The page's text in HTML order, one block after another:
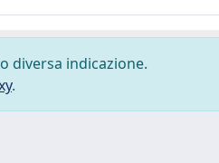
diversa indicazione.
.